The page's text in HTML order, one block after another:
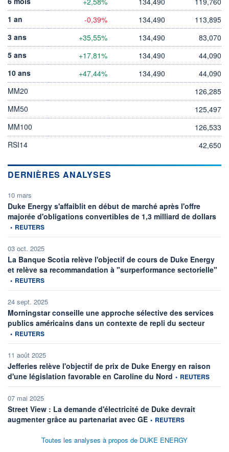
1 an
-0,39% 134,490
113,895
3 ans
+35,55% 134,490
83,070
5 ans
+17,81% 134,490
44,090
10 ans
+47,44% 134,490
44,090
MM20
126,285
MM50
125,497
MM100
126,533
RSI14
42,650
DERNIÈRES ANALYSES
10 mars
Duke Energy s'affaiblit en début de marché après l'offre
majorée d'obligations convertibles de 1,3 milliard de dollars
• REUTERS
03 oct. 2025
La Banque Scotia relève l'objectif de cours de Duke Energy
et relève sa recommandation à "surperformance sectorielle"
• REUTERS
24 sept. 2025
Morningstar conseille une approche sélective des services
publics américains dans un contexte de repli du secteur
• REUTERS
11 août 2025
Jefferies relève l'objectif de prix de Duke Energy en raison
d'une législation favorable en Caroline du Nord information fournie
• REUTERS
07 mai 2025
Street View : La demande d'électricité de Duke devrait
augmenter grâce au partenariat avec GEinformation fournie par
• REUTERS
Toutes les analyses à propos de DUKE ENERGY